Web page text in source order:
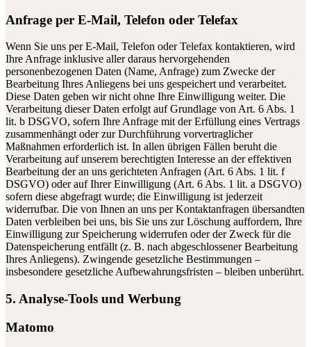
Anfrage per E-Mail, Telefon oder Telefax
Wenn Sie uns per E-Mail, Telefon oder Telefax kontaktieren, wird
Ihre Anfrage inklusive aller daraus hervorgehenden
personenbezogenen Daten (Name, Anfrage) zum Zwecke der
Bearbeitung Ihres Anliegens bei uns gespeichert und verarbeitet.
Diese Daten geben wir nicht ohne Ihre Einwilligung weiter. Die
Verarbeitung dieser Daten erfolgt auf Grundlage von Art. 6 Abs. 1
lit. b DSGVO, sofern Ihre Anfrage mit der Erfüllung eines Vertrags
zusammenhängt oder zur Durchführung vorvertraglicher
Maßnahmen erforderlich ist. In allen übrigen Fällen beruht die
Verarbeitung auf unserem berechtigten Interesse an der effektiven
Bearbeitung der an uns gerichteten Anfragen (Art. 6 Abs. 1 lit. f
DSGVO) oder auf Ihrer Einwilligung (Art. 6 Abs. 1 lit. a DSGVO)
sofern diese abgefragt wurde; die Einwilligung ist jederzeit
widerrufbar. Die von Ihnen an uns per Kontaktanfragen übersandten
Daten verbleiben bei uns, bis Sie uns zur Löschung auffordern, Ihre
Einwilligung zur Speicherung widerrufen oder der Zweck für die
Datenspeicherung entfällt (z. B. nach abgeschlossener Bearbeitung
Ihres Anliegens). Zwingende gesetzliche Bestimmungen –
insbesondere gesetzliche Aufbewahrungsfristen – bleiben unberührt.
5. Analyse-Tools und Werbung
Matomo